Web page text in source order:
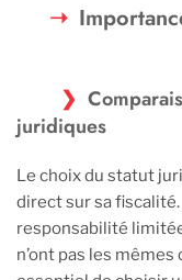
juridiques
Le choix du statut
direct sur sa
responsabilité
n’ont pas les